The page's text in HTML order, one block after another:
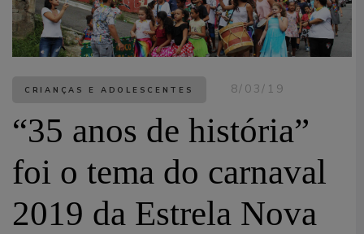
CRIANÇAS E ADOLESCENTES 8/03/19
“35 anos de história”
foi o tema do carnaval
2019 da Estrela Nova